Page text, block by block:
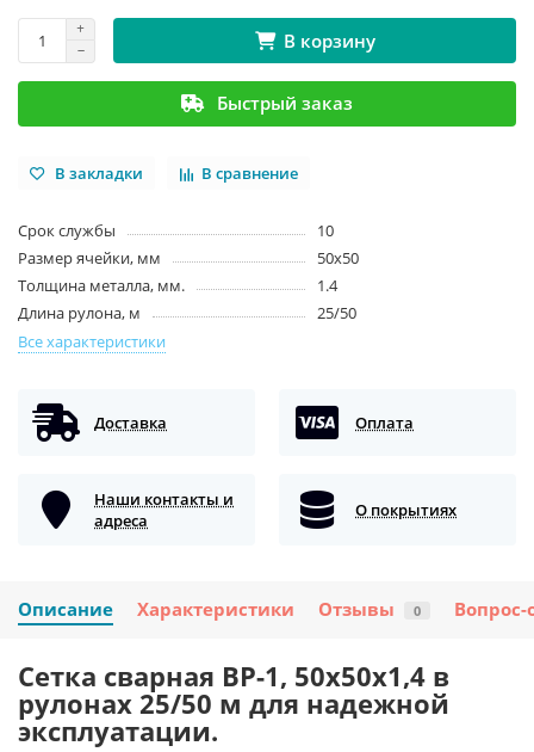
В корзину
Быстрый заказ
В закладки В сравнение
Срок службы
10
Размер ячейки, мм
50x50
Толщина металла, мм.
1.4
Длина рулона, м
25/50
Все характеристики
Доставка Оплата
Наши контакты и
адреса
О покрытиях
Описание Характеристики Отзывы 0 Вопрос-
Сетка сварная ВР-1, 50х50х1,4 в
рулонах 25/50 м для надежной
эксплуатации.